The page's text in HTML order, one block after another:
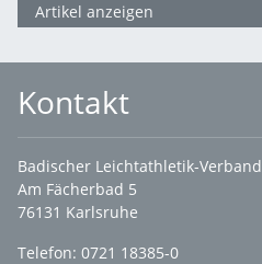
Artikel anzeigen
Kontakt
Badischer Leichtathletik-Verband
Am Fächerbad 5
76131 Karlsruhe
Telefon: 0721 18385-0